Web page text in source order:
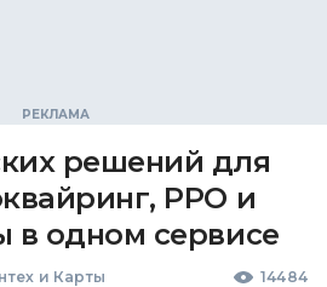
решений для
РРО и
в одном сервисе
и Карты 14484